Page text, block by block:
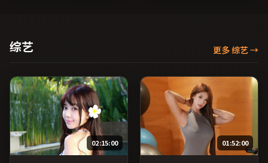
地区院线首映，网络平台同
步更新片源。推荐给喜爱现
全免费条目索引，支持片名
与演员交叉检索。）
综艺 更多 综艺→
02:15:00 01:52:00